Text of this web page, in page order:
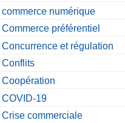
commerce numérique
Commerce préférentiel
Concurrence et régulation
Conflits
Coopération
COVID-19
Crise commerciale